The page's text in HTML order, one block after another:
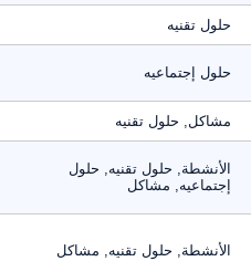
حلول تقنيه
حلول إجتماعيه
مشاكل, حلول تقنيه
الأنشطة, حلول تقنيه, حلول
إجتماعيه, مشاكل
الأنشطة, حلول تقنيه, مشاكل